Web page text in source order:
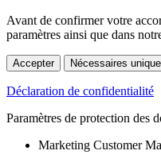
Avant de confirmer votre
paramètres ainsi que dans
Accepter Nécessaires
Déclaration de confidentialité
Paramètres de protection des
Marketing Customer